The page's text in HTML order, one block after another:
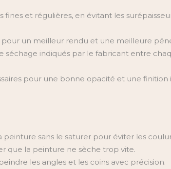
et régulières, en évitant les
pour un meilleur rendu et une meilleure
séchage indiqués par le fabricant entre
pour une bonne opacité et une
sans le saturer pour éviter les
que la peinture ne sèche trop vite.
les angles et les coins avec précision.